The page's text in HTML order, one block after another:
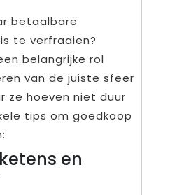
betaalbare
te verfraaien?
belangrijke rol
van de juiste sfeer
ze hoeven niet duur
tips om goedkoop
en